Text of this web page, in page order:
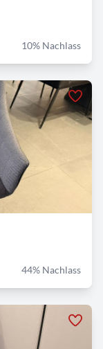
10% Nachlass
44% Nachlass